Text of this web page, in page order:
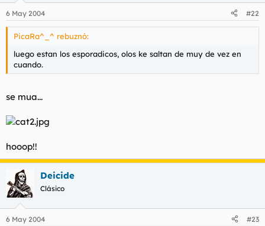
6 May 2004 #22
PicaRa^_^ rebuznó:
luego estan los esporadicos, olos ke saltan de muy de vez en
cuando.
se mua...
hooop!!
Deicide
Clásico
6 May 2004 #23